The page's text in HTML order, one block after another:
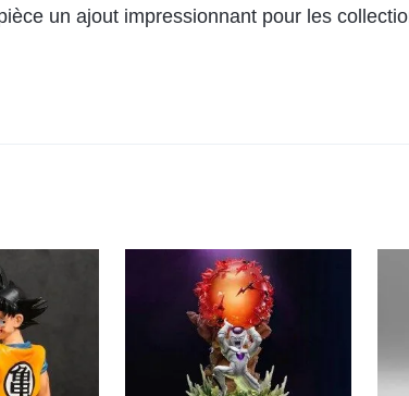
un ajout impressionnant pour les